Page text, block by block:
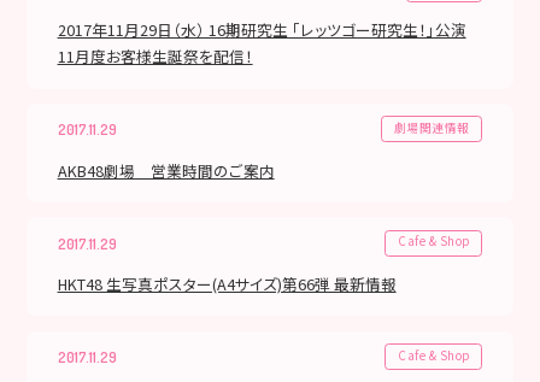
2017年11月29日（水） 16期研究生 「レッツゴー研究生！」公演
11月度お客様生誕祭を配信！
2017.11.29 劇場関連情報
AKB48劇場 営業時間のご案内
2017.11.29 Cafe & Shop
HKT48 生写真ポスター(A4サイズ)第66弾 最新情報
2017.11.29 Cafe & Shop